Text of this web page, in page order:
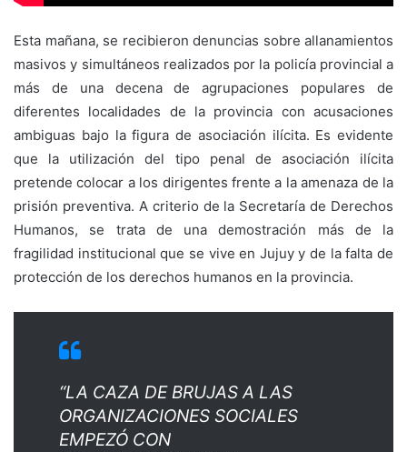
Esta mañana, se recibieron denuncias sobre allanamientos
masivos y simultáneos realizados por la policía provincial a
más de una decena de agrupaciones populares de
diferentes localidades de la provincia con acusaciones
ambiguas bajo la figura de asociación ilícita. Es evidente
que la utilización del tipo penal de asociación ilícita
pretende colocar a los dirigentes frente a la amenaza de la
prisión preventiva. A criterio de la Secretaría de Derechos
Humanos, se trata de una demostración más de la
fragilidad institucional que se vive en Jujuy y de la falta de
protección de los derechos humanos en la provincia.
“LA CAZA DE BRUJAS A LAS
ORGANIZACIONES SOCIALES
EMPEZÓ CON